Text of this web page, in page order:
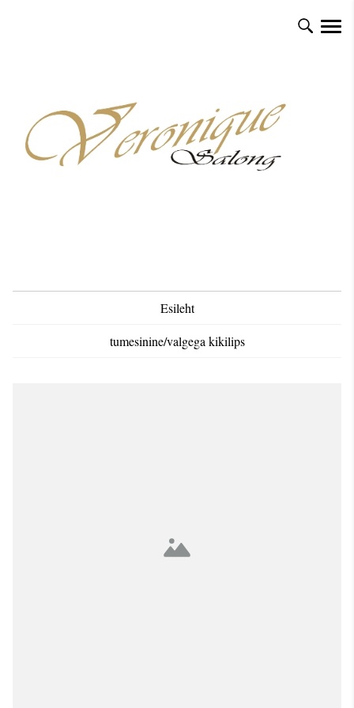
Esileht
tumesinine/valgega kikilips